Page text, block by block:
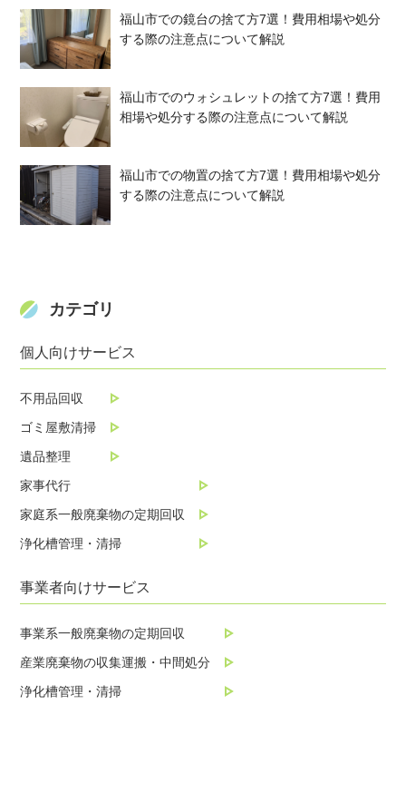
福山市での鏡台の捨て方7選！費用相場や処分
する際の注意点について解説
福山市でのウォシュレットの捨て方7選！費用
相場や処分する際の注意点について解説
福山市での物置の捨て方7選！費用相場や処分
する際の注意点について解説
カテゴリ
個人向けサービス
不用品回収
ゴミ屋敷清掃
遺品整理
家事代行
家庭系一般廃棄物の定期回収
浄化槽管理・清掃
事業者向けサービス
事業系一般廃棄物の定期回収
産業廃棄物の収集運搬・中間処分
浄化槽管理・清掃